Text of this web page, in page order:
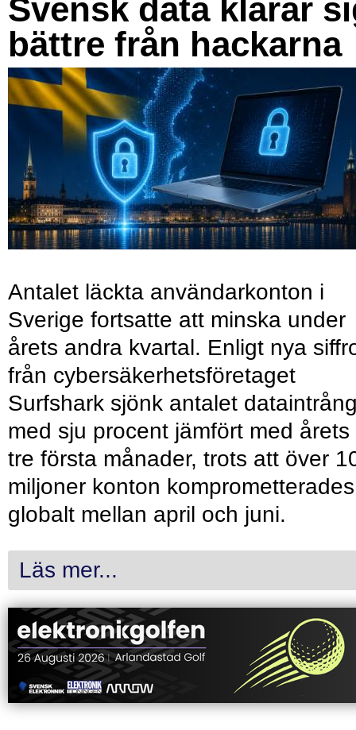
Svensk data klarar
bättre från hackarna
Antalet läckta användarkonton i
Sverige fortsatte att minska under
årets andra kvartal. Enligt nya
från cybersäkerhetsföretaget
Surfshark sjönk antalet
med sju procent jämfört med årets
tre första månader, trots att över
miljoner konton komprometterades
globalt mellan april och juni.
Läs mer...